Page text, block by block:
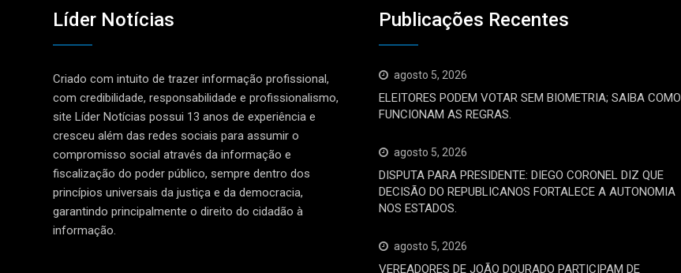
Líder Notícias
Criado com intuito de trazer informação profissional,
com credibilidade, responsabilidade e profissionalismo,
site Líder Notícias possui 13 anos de experiência e
cresceu além das redes sociais para assumir o
compromisso social através da informação e
fiscalização do poder público, sempre dentro dos
princípios universais da justiça e da democracia,
garantindo principalmente o direito do cidadão à
informação.
Publicações Recentes
agosto 5, 2026
ELEITORES PODEM VOTAR SEM BIOMETRIA; SAIBA COMO
FUNCIONAM AS REGRAS.
agosto 5, 2026
DISPUTA PARA PRESIDENTE: DIEGO CORONEL DIZ QUE
DECISÃO DO REPUBLICANOS FORTALECE A AUTONOMIA
NOS ESTADOS.
agosto 5, 2026
VEREADORES DE JOÃO DOURADO PARTICIPAM DE